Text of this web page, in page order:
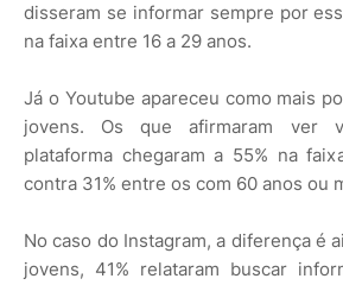
disseram se informar sempre por
na faixa entre 16 a 29 anos.
Já o Youtube apareceu como mais
jovens. Os que afirmaram ver
plataforma chegaram a 55% na
contra 31% entre os com 60 anos ou
No caso do Instagram, a diferença é
jovens, 41% relataram buscar